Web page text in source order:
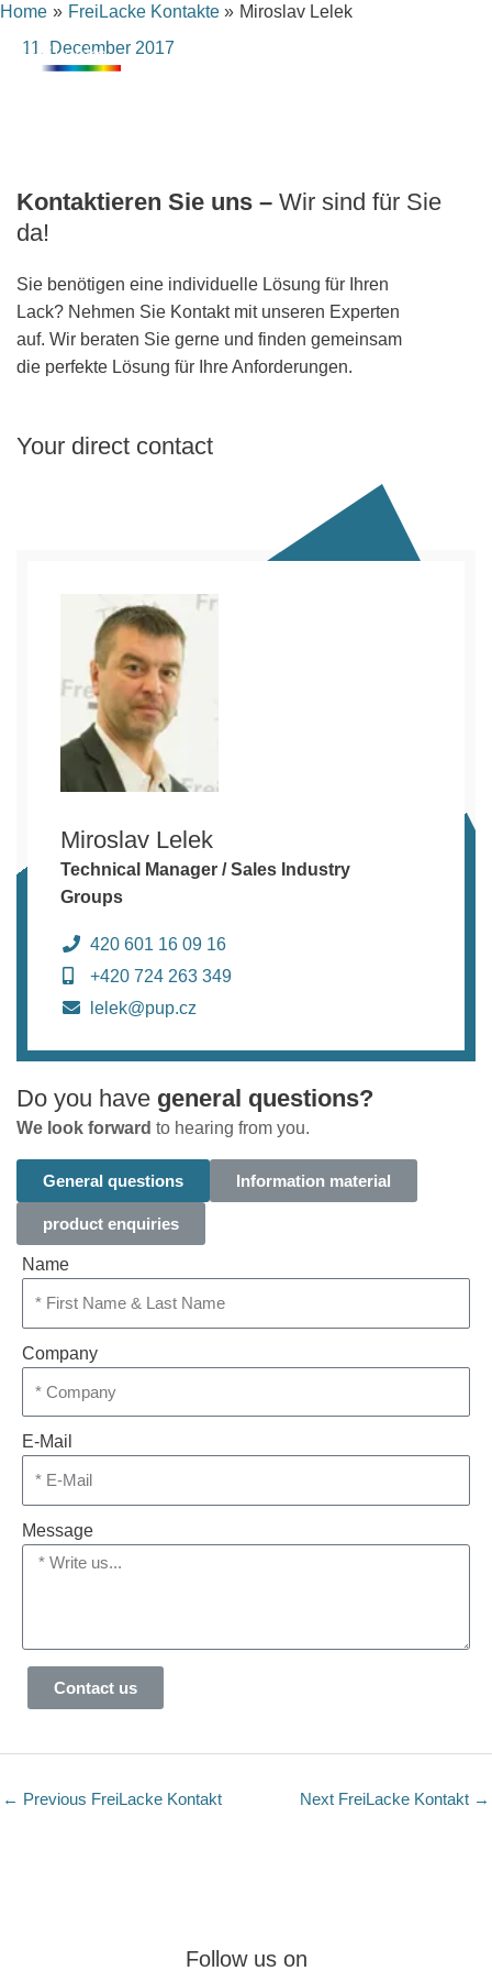
content
Skip
content
Home FreiLacke Kontakte
Miroslav Lelek
11. December 2017
Kontaktieren Sie uns – Wir sind für Sie
da!
Sie benötigen eine individuelle Lösung für Ihren
Lack? Nehmen Sie Kontakt mit unseren Experten
auf. Wir beraten Sie gerne und finden gemeinsam
die perfekte Lösung für Ihre Anforderungen.
Your direct contact
Miroslav Lelek
Technical Manager / Sales Industry
Groups
420 601 16 09 16
+420 724 263 349
lelek@pup.cz
Do you have general questions?
We look forward to hearing from you.
General questions Information material
product enquiries
Name
Company
E-Mail
Message
Contact us
← Previous FreiLacke Kontakt Next FreiLacke Kontakt →
Follow us on